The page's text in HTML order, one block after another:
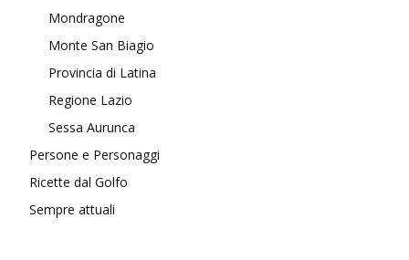
Mondragone
Monte San Biagio
Provincia di Latina
Regione Lazio
Sessa Aurunca
Persone e Personaggi
Ricette dal Golfo
Sempre attuali